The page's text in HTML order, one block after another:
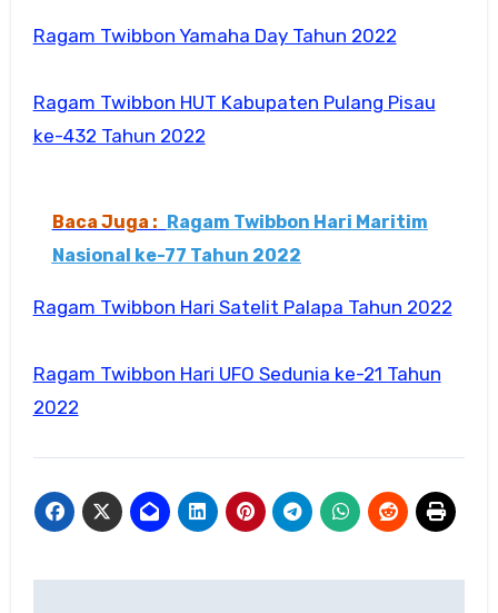
Ragam Twibbon Yamaha Day Tahun 2022
Ragam Twibbon HUT Kabupaten Pulang Pisau
ke-432 Tahun 2022
Baca Juga : Ragam Twibbon Hari Maritim
Nasional ke-77 Tahun 2022
Ragam Twibbon Hari Satelit Palapa Tahun 2022
Ragam Twibbon Hari UFO Sedunia ke-21 Tahun
2022